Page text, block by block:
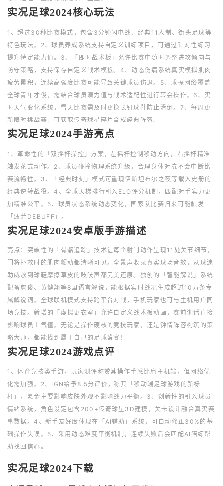
实况足球2024核心玩法
1、超过30种比赛模式，包含3分钟闪电战、经典11人制、街头足球等
特色玩法。2、球员养成系统支持自定义训练项目，可通过针对性练习
提升特定能力值。3、「即时战术板」允许比赛中随时调整进攻倾向与
防守策略，支持保存自定义战术模板。4、动态伤病系统真实模拟肌肉
疲劳累积，连续高强度比赛可能导致关键球员伤退。5、球探网络覆盖
全球青年才俊，需结合球员潜力值与战术适配性进行转会操作。6、实
时天气变化系统，雪天比赛需及时更换长钉球鞋防止滑倒。7、每周更
新限时挑战赛，可获取传奇球星碎片合成经典阵容。
实况足球2024手游亮点
1、革命性的「双摇杆操控」方案，左摇杆控制移动方向，右摇杆精准
触发花式动作。2、球员碰撞物理系统升级，合理身体对抗不会中断比
赛流畅性。3、「经典时刻」模式可重现伊斯坦布尔之夜等载入史册的
经典逆转战役。4、全球天梯排行引入ELO评分机制，匹配对手实力更
加精准公平。5、球员状态系统动态变化，国家队比赛归来可能触发
「疲劳DEBUFF」。
实况足球2024安卓版手游描述
亮点：突破性的「骨骼追踪」技术让每个射门动作呈现11处关节细节，
门将扑救时的肌肉颤动都清晰可见。全景声收录真实球场音效，从球迷
助威歌到球鞋摩擦草皮的吱吱声都完美还原。独创的「智能解说」系统
配备詹俊、黄健翔等8国语言解说，能根据实时战况生成超过10万条专
属解说词。全球联机模式支持跨平台对战，手机玩家也可与主机用户同
场竞技。新增的「虚拟更衣室」允许自定义战术板动画，赛前训话直接
影响球员士气值。无论是操作硬核的竞技玩家，还是钟情阵容构筑的策
略大师，都能找到属于自己的足球盛宴！
实况足球2024游戏点评
1、体育竞技类手游，玩家测评称赞其操作手感比肩主机端，但网络优
化需加强。2、IGN给予8.5分评价，称其「移动端足球游戏的新标
杆」，氪金主要影响皮肤外观不影响战力平衡。3、创新性的引入球员
情绪系统，角色设定包含200+传奇球星3D建模，关卡设计融合真实赛
事数据。4、新手友好度体现在「AI辅助」系统，可自动修正30%的基
础操作失误。5、采用动态难度平衡机制，连续失败后会匹配AI陪练帮
助找回信心。
实况足球2024下载